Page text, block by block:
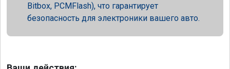
Bitbox, PCMFlash), что гарантирует
безопасность для электроники вашего авто.